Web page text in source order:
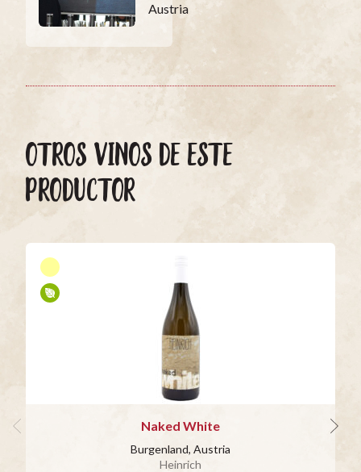
Austria
OTROS VINOS DE ESTE
PRODUCTOR
Naked White
Burgenland, Austria
Heinrich